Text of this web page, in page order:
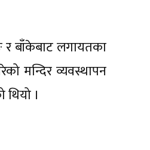
र बाँकेबाट लगायतका
मन्दिर व्यवस्थापन
।